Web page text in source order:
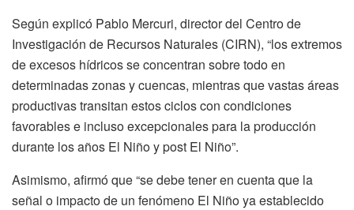
Según explicó Pablo Mercuri, director del Centro de
Investigación de Recursos Naturales (CIRN), “los extremos
de excesos hídricos se concentran sobre todo en
determinadas zonas y cuencas, mientras que vastas áreas
productivas transitan estos ciclos con condiciones
favorables e incluso excepcionales para la producción
durante los años El Niño y post El Niño”.
Asimismo, afirmó que “se debe tener en cuenta que la
señal o impacto de un fenómeno El Niño ya establecido